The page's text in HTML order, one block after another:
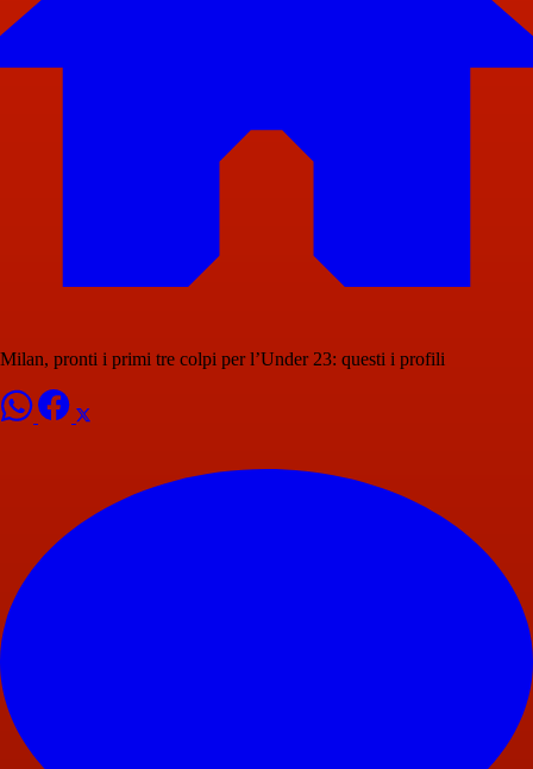
Milan, pronti i primi tre colpi per l’Under 23: questi i profili